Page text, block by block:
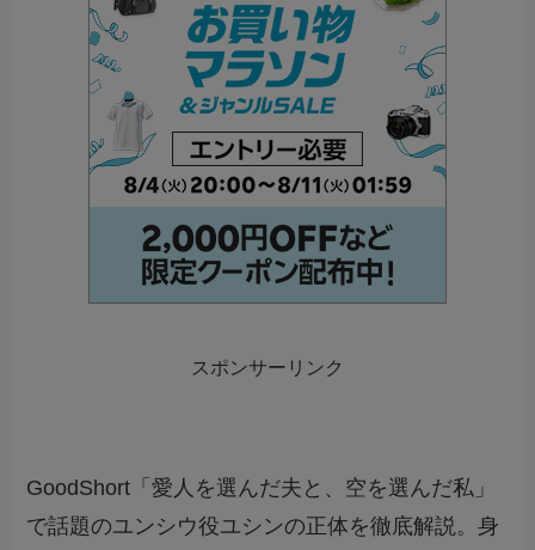
スポンサーリンク
GoodShort「愛人を選んだ夫と、空を選んだ私」
で話題のユンシウ役ユシンの正体を徹底解説。身